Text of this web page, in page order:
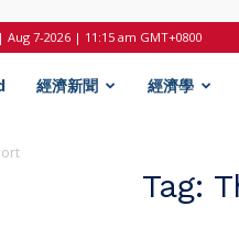
Aug 7-2026 | 11:15 am GMT+0800
經濟新聞 經濟學
Tag: